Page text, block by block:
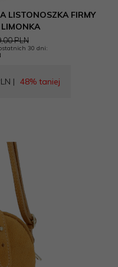
LISTONOSZKA FIRMY
PLN
30 dni:
| 48% taniej